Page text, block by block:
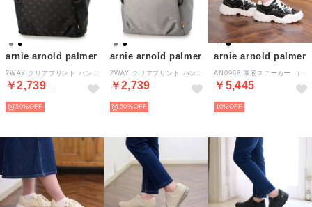
arnie arnold palmer
￥2,739
50%
arnie arnold palmer
￥2,739
50%
arnie arnold palmer
￥5,445
10%